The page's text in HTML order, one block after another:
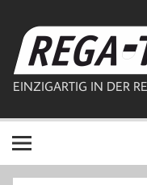
springen
EINZIGARTIG IN DER